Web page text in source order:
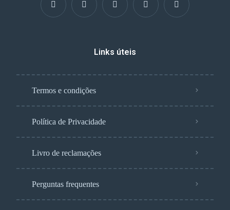
Links úteis
Termos e condições
Política de Privacidade
Livro de reclamações
Perguntas frequentes